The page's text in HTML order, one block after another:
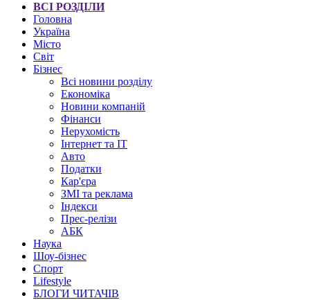
ВСІ РОЗДІЛИ
Головна
Україна
Місто
Світ
Бізнес
Всі новини розділу
Економіка
Новини компаній
Фінанси
Нерухомість
Інтернет та IT
Авто
Податки
Кар'єра
ЗМІ та реклама
Індекси
Прес-релізи
АБК
Наука
Шоу-бізнес
Спорт
Lifestyle
БЛОГИ ЧИТАЧІВ